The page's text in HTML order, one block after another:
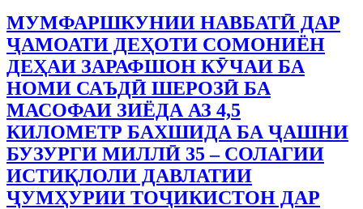
МУМФАРШКУНИИ НАВБАТӢ ДАР
ҶАМОАТИ ДЕҲОТИ СОМОНИЁН
ДЕҲАИ ЗАРАФШОН КӮЧАИ БА
НОМИ САЪДӢ ШЕРОЗӢ БА
МАСОФАИ ЗИЁДА АЗ 4,5
КИЛОМЕТР БАХШИДА БА ҶАШНИ
БУЗУРГИ МИЛЛӢ 35 – СОЛАГИИ
ИСТИҚЛОЛИ ДАВЛАТИИ
ҶУМҲУРИИ ТОҶИКИСТОН ДАР